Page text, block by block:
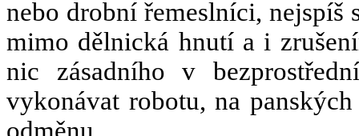
nebo drobní řemeslníci, nejspíš
mimo dělnická hnutí a i
nic zásadního v
vykonávat robotu, na